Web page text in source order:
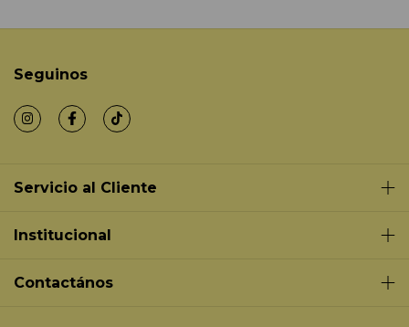
Seguinos
Servicio al Cliente
Institucional
Contactános